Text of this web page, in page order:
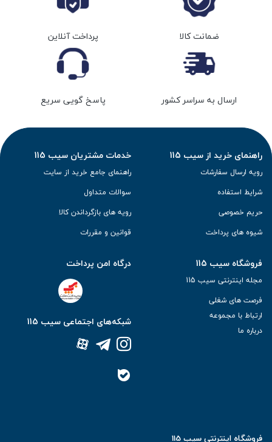
ضمانت کالا پرداخت آنلاین
ارسال به سراسر کشور پاسخ گویی سریع
راهنمای خرید از سیب 115
رویه ارسال سفارشات
شرایط استفاده
حریم خصوصی
شیوه های پرداخت
خدمات مشتریان سیب 115
راهنمای جامع خرید از سایت
سوالات متداول
رویه های بازگرداندن کالا
قوانین و مقررات
فروشگاه سیب 115
مجله اینترنتی سیب 115
فرصت های شغلی
ارتباط با مجموعه
درباره ما
درگاه امن پرداخت
شبکه‌های اجتماعی سیب 115
فروشگاه اینترنتی سیب 115